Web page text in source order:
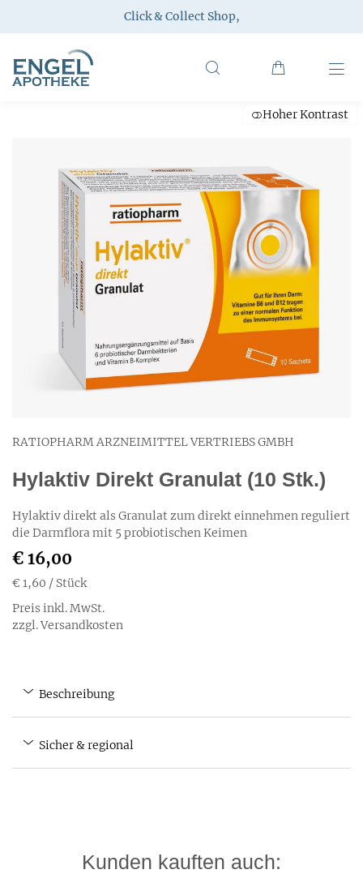
Click & Collect Shop,
Hoher Kontrast
RATIOPHARM ARZNEIMITTEL VERTRIEBS GMBH
Hylaktiv Direkt Granulat (10 Stk.)
Hylaktiv direkt als Granulat zum direkt einnehmen reguliert
die Darmflora mit 5 probiotischen Keimen
€ 16,00
€ 1,60 / Stück
Preis inkl. MwSt.
zzgl. Versandkosten
Beschreibung
Sicher & regional
Kunden kauften auch: